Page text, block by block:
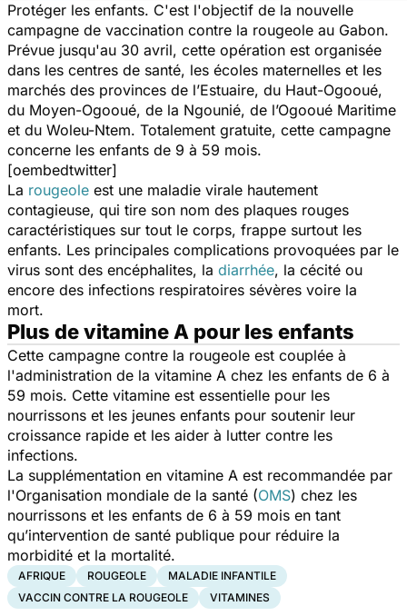
Protéger les enfants. C'est l'objectif de la nouvelle
campagne de vaccination contre la rougeole au Gabon.
Prévue jusqu'au 30 avril, cette opération est organisée
dans les centres de santé, les écoles maternelles et les
marchés des provinces de l’Estuaire, du Haut-Ogooué,
du Moyen-Ogooué, de la Ngounié, de l’Ogooué Maritime
et du Woleu-Ntem. Totalement gratuite, cette campagne
concerne les enfants de 9 à 59 mois.
[oembedtwitter]
La rougeole est une maladie virale hautement
contagieuse, qui tire son nom des plaques rouges
caractéristiques sur tout le corps, frappe surtout les
enfants. Les principales complications provoquées par le
virus sont des encéphalites, la diarrhée, la cécité ou
encore des infections respiratoires sévères voire la
mort.
Plus de vitamine A pour les enfants
Cette campagne contre la rougeole est couplée à
l'administration de la vitamine A chez les enfants de 6 à
59 mois. Cette vitamine est essentielle pour les
nourrissons et les jeunes enfants pour soutenir leur
croissance rapide et les aider à lutter contre les
infections.
La supplémentation en vitamine A est recommandée par
l'Organisation mondiale de la santé (OMS) chez les
nourrissons et les enfants de 6 à 59 mois en tant
qu’intervention de santé publique pour réduire la
morbidité et la mortalité.
AFRIQUE ROUGEOLE
MALADIE INFANTILE
VACCIN CONTRE LA ROUGEOLE
VITAMINES